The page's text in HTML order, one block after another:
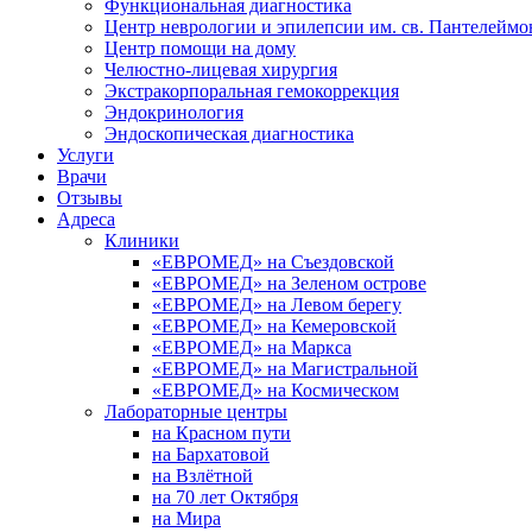
Функциональная диагностика
Центр неврологии и эпилепсии им. св.
Центр помощи на дому
Челюстно-лицевая хирургия
Экстракорпоральная гемокоррекция
Эндокринология
Эндоскопическая диагностика
Услуги
Врачи
Отзывы
Адреса
Клиники
«ЕВРОМЕД» на Съездовской
«ЕВРОМЕД» на Зеленом острове
«ЕВРОМЕД» на Левом берегу
«ЕВРОМЕД» на Кемеровской
«ЕВРОМЕД» на Маркса
«ЕВРОМЕД» на Магистральной
«ЕВРОМЕД» на Космическом
Лабораторные центры
на Красном пути
на Бархатовой
на Взлётной
на 70 лет Октября
на Мира